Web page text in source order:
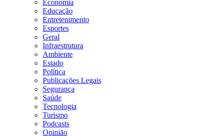
Economia
Educação
Entretenimento
Esportes
Geral
Infraestrutura
Ambiente
Estado
Política
Publicações Legais
Segurança
Saúde
Tecnologia
Turismo
Podcasts
Opinião